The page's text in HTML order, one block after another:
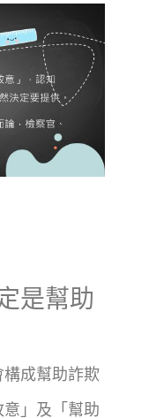
是幫助
成幫助詐欺
」及「幫助